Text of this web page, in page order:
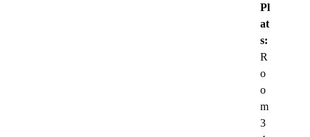
Pl
at
s:
R
o
o
m
3